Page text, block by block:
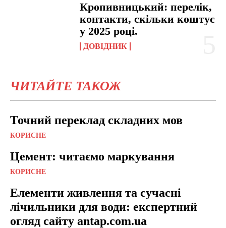
Кропивницький: перелік,
контакти, скільки коштує
у 2025 році.
ДОВІДНИК
ЧИТАЙТЕ ТАКОЖ
Точний переклад складних мов
КОРИСНЕ
Цемент: читаємо маркування
КОРИСНЕ
Елементи живлення та сучасні
лічильники для води: експертний
огляд сайту antap.com.ua